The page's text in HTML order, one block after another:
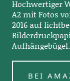
Hochwertiger
A2 mit Fotos
2016 auf
Aufhängebügel.
BEI